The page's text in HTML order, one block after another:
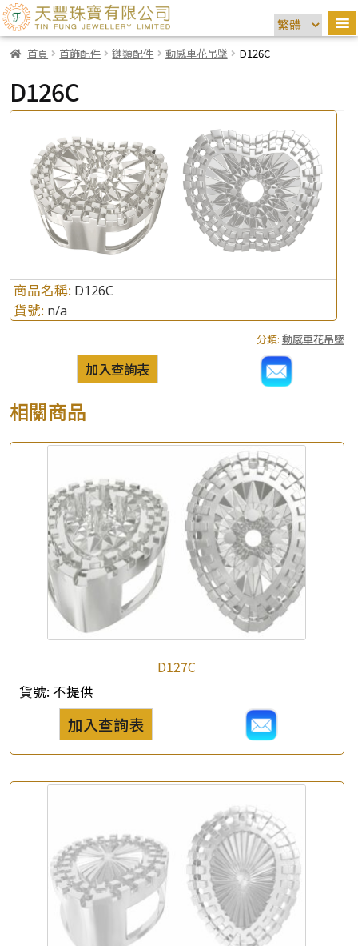
首頁 首飾配件 鏈類配件 動感車花吊墜 D126C
D126C
產品查詢 ×
你的名字
商品名稱: D126C
貨號: n/a
分類: 動感車花吊墜
加入查詢表
相關商品
D127C
貨號: 不提供
加入查詢表